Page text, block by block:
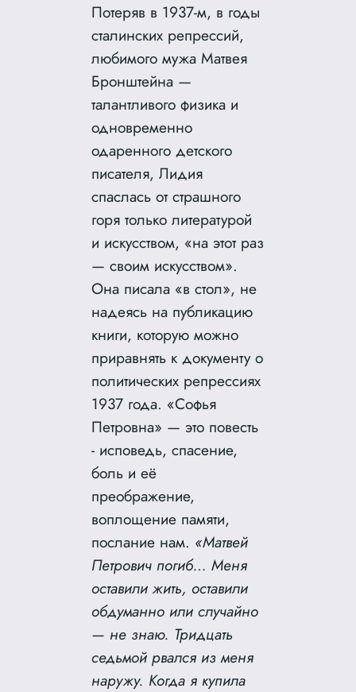
Потеряв в 1937-м, в годы
сталинских репрессий,
любимого мужа Матвея
Бронштейна —
талантливого физика и
одновременно
одаренного детского
писателя, Лидия
спаслась от страшного
горя только литературой
и искусством, «на этот раз
— своим искусством».
Она писала «в стол», не
надеясь на публикацию
книги, которую можно
приравнять к документу о
политических репрессиях
1937 года. «Софья
Петровна» — это повесть
‑ исповедь, спасение,
боль и её
преображение,
воплощение памяти,
послание нам. «Матвей
Петрович погиб… Меня
оставили жить, оставили
обдуманно или случайно
— не знаю. Тридцать
седьмой рвался из меня
наружу. Когда я купила